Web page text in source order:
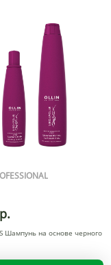
Шампунь на основе черного